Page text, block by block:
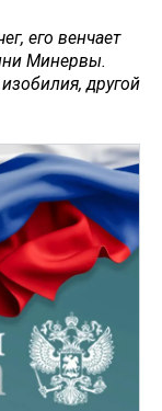
его венчает
Минервы.
другой